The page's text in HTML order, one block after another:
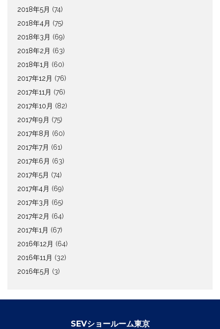
2018年5月 (74)
2018年4月 (75)
2018年3月 (69)
2018年2月 (63)
2018年1月 (60)
2017年12月 (76)
2017年11月 (76)
2017年10月 (82)
2017年9月 (75)
2017年8月 (60)
2017年7月 (61)
2017年6月 (63)
2017年5月 (74)
2017年4月 (69)
2017年3月 (65)
2017年2月 (64)
2017年1月 (67)
2016年12月 (64)
2016年11月 (32)
2016年5月 (3)
SEVショールーム東京